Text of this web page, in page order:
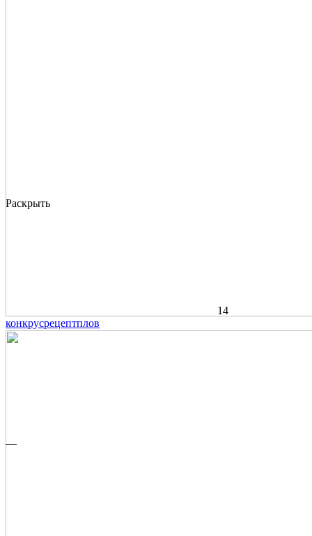
Раскрыть
14
конкрусрецептплов
—